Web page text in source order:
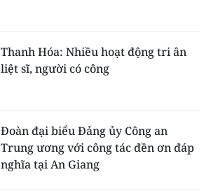
Thanh Hóa: Nhiều hoạt động tri ân
liệt sĩ, người có công
Đoàn đại biểu Đảng ủy Công an
Trung ương với công tác đền ơn đáp
nghĩa tại An Giang